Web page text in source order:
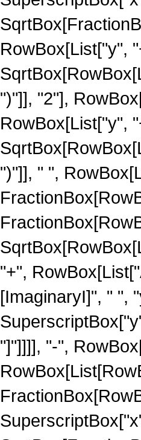
RowBox[List["y",
")"]], "2"],
RowBox[List["y",
")"]], " ",
"+",
[ImaginaryI]", " ",
"]"]]]], "-",